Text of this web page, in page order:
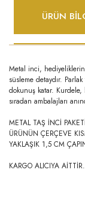
ÜRÜN
Metal inci,
süsleme detaydır.
dokunuş katar. Kurdele,
sıradan ambalajları
METAL TAŞ İNCİ
ÜRÜNÜN ÇERÇEVE
YAKLAŞIK 1,5 CM
KARGO ALICIYA AİTTİR.